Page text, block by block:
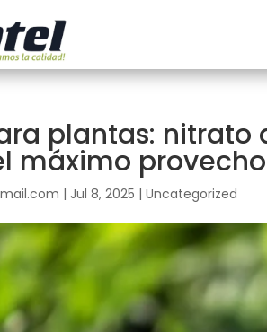
plantas: nitrato
máximo provecho
| Jul 8, 2025 |Uncategorized